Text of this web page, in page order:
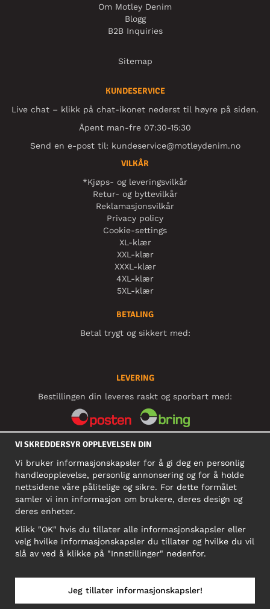
Om Motley Denim
Blogg
B2B Inquiries
Sitemap
KUNDESERVICE
Live chat – klikk på chat-ikonet nederst til høyre på siden.
Åpent man-fre 07:30-15:30
Send en e-post til: kundeservice@motleydenim.no
VILKÅR
*Kjøps- og leveringsvilkår
Retur- og byttevilkår
Reklamasjonsvilkår
Privacy policy
Cookie-settings
XL-klær
XXL-klær
XXXL-klær
4XL-klær
5XL-klær
BETALING
Betal trygt og sikkert med:
LEVERING
Bestillingen din leveres raskt og sporbart med:
SOSIALE MEDIER
BEDRIFT
911 891 581 MVA
NB! Ikke bruk denne adressen til å sende produkter i retur!
VI SKREDDERSYR OPPLEVELSEN DIN
Vi bruker informasjonskapsler for å gi deg en personlig
handleopplevelse, personlig annonsering og for å holde
nettsidene våre pålitelige og sikre. For dette formålet
samler vi inn informasjon om brukere, deres design og
deres enheter.
Klikk "OK" hvis du tillater alle informasjonskapsler eller
velg hvilke informasjonskapsler du tillater og hvilke du vil
slå av ved å klikke på "Innstillinger" nedenfor.
Jeg tillater informasjonskapsler!